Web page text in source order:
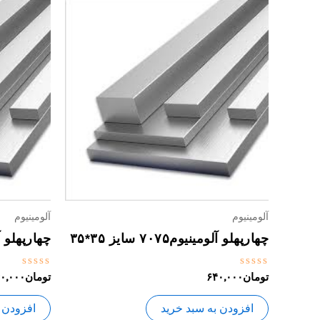
آلومینیوم
چهارپهلو آلومینیوم۷۰۷۵ سایز ۳۵*۳۵
نمره
0
از
5
تومان۶۴۰,۰۰۰
افزودن به سبد خرید
آلومینیوم
چهارپهلو
نمره
0
از
5
تومان